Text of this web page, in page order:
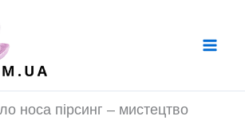
носа пірсинг – мистецтво